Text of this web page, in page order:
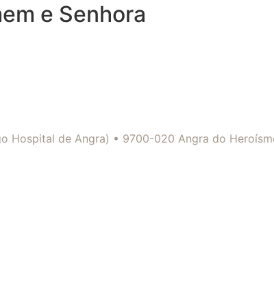
e Senhora
Hospital de Angra) • 9700-020 Angra do